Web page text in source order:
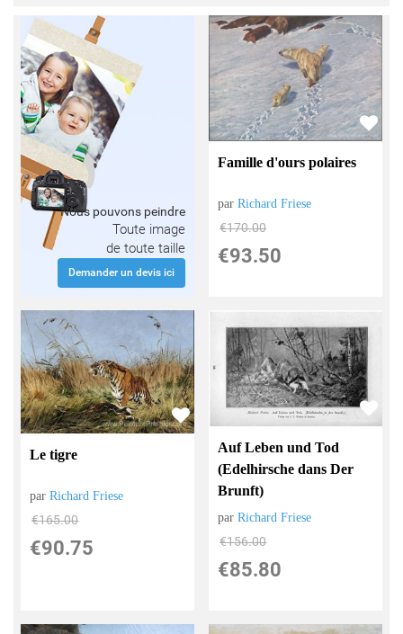
Nous pouvons peindre
Toute image
de toute taille
Demander un devis ici
Famille d'ours polaires
parRichard Friese
€170.00
€93.50
Le tigre
parRichard Friese
€165.00
€90.75
Auf Leben und Tod
(Edelhirsche dans Der
Brunft)
parRichard Friese
€156.00
€85.80